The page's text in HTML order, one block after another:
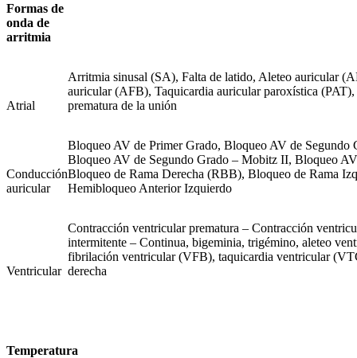
Formas de
onda de
arritmia
Atrial
Arritmia sinusal (SA), Falta de latido, Aleteo auricular
auricular (AFB), Taquicardia auricular paroxística
prematura de la unión
Conducción
auricular
Bloqueo AV de Primer Grado, Bloqueo AV de Segundo
Bloqueo AV de Segundo Grado – Mobitz II, Bloqueo
Bloqueo de Rama Derecha (RBB), Bloqueo de Rama
Hemibloqueo Anterior Izquierdo
Ventricular
Contracción ventricular prematura – Contracción
intermitente – Continua, bigeminia, trigémino, aleteo
fibrilación ventricular (VFB), taquicardia ventricular
derecha
Temperatura